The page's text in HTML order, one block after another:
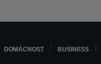
DOMÁCNOST BUSINESS